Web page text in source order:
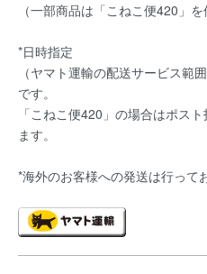
（一部商品は「こねこ便420」
*日時指定
（ヤマト運輸の配送サービス範
です。
「こねこ便420」の場合はポス
ます。
*海外のお客様への発送は行って